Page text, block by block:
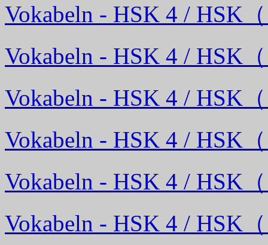
Vokabeln - HSK 4 / HSK
Vokabeln - HSK 4 / HSK
Vokabeln - HSK 4 / HSK
Vokabeln - HSK 4 / HSK
Vokabeln - HSK 4 / HSK
Vokabeln - HSK 4 / HSK